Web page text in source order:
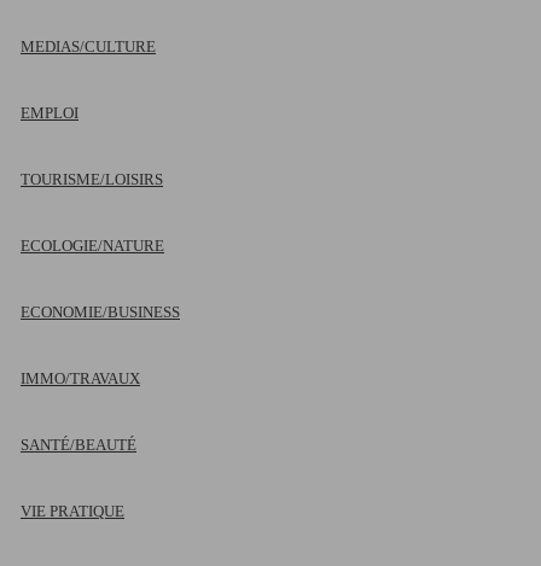
MEDIAS/CULTURE
EMPLOI
TOURISME/LOISIRS
ECOLOGIE/NATURE
ECONOMIE/BUSINESS
IMMO/TRAVAUX
SANTÉ/BEAUTÉ
VIE PRATIQUE